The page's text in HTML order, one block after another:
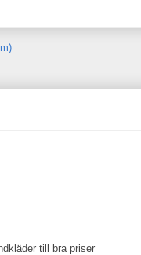
till bra priser